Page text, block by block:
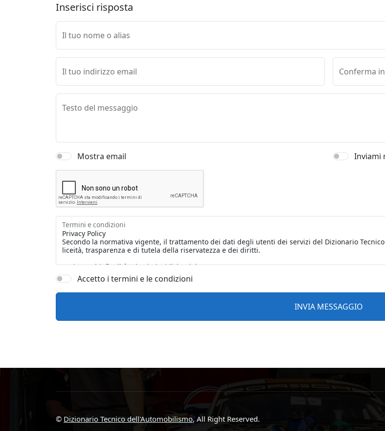
Inserisci risposta
Il tuo nome o alias
Il tuo indirizzo email Conferma
Testo del messaggio
Mostra email Inviami
Termini e condizioni
Accetto i termini e le condizioni
© Dizionario Tecnico dell'Automobilismo, All Right Reserved.